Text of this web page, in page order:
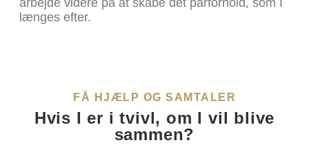
arbejde videre på at skabe det parforhold, som I
længes efter.
FÅ HJÆLP OG SAMTALER
Hvis I er i tvivl, om I vil blive
sammen?